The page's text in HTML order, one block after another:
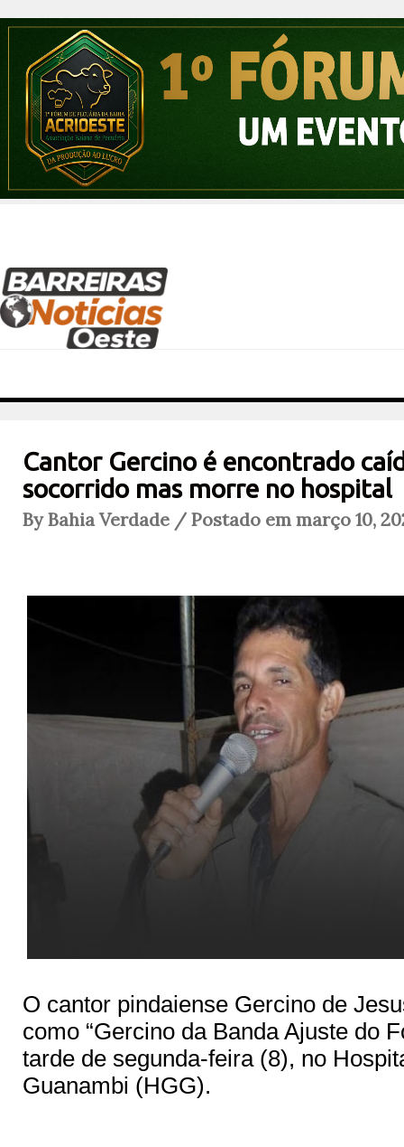
Cantor Gercino é encontrado
socorrido mas morre no hospital
By Bahia Verdade / Postado em março 10,
O cantor pindaiense Gercino de
como “Gercino da Banda Ajuste do
tarde de segunda-feira (8), no
Guanambi (HGG).